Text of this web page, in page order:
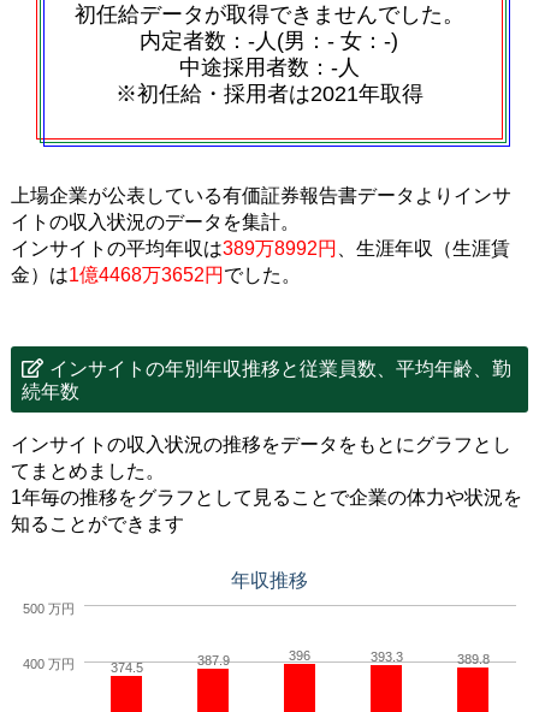
初任給データが取得できませんでした。
内定者数：‐人(男：‐ 女：‐)
中途採用者数：‐人
※初任給・採用者は2021年取得
上場企業が公表している有価証券報告書データよりインサ
イトの収入状況のデータを集計。
インサイトの平均年収は389万8992円
、生涯年収（生涯賃
金）は1億4468万3652円 でした。
インサイトの年別年収推移と従業員数、平均年齢、勤
続年数
インサイトの収入状況の推移をデータをもとにグラフとし
てまとめました。
1年毎の推移をグラフとして見ることで企業の体力や状況を
知ることができます
年収推移
374.5 387.9 396 393.3 389.8
400 万円
500 万円